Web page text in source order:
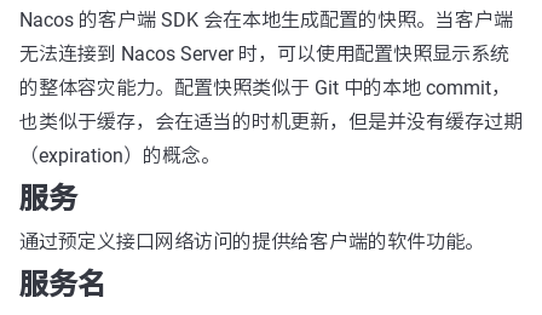
Nacos 的客户端 SDK 会在本地生成配置的快照。当客户端
无法连接到 Nacos Server 时，可以使用配置快照显示系统
的整体容灾能力。配置快照类似于 Git 中的本地 commit，
也类似于缓存，会在适当的时机更新，但是并没有缓存过期
（expiration）的概念。
服务
通过预定义接口网络访问的提供给客户端的软件功能。
服务名